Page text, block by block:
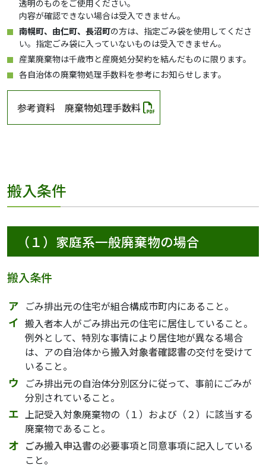
透明のものをご使用ください。
内容が確認できない場合は受入できません。
南幌町、由仁町、長沼町の方は、指定ごみ袋を使用してくださ
い。指定ごみ袋に入っていないものは受入できません。
産業廃棄物は千歳市と産廃処分契約を結んだものに限ります。
各自治体の廃棄物処理手数料を参考にお知らせします。
参考資料 廃棄物処理手数料
搬入条件
（１）家庭系一般廃棄物の場合
搬入条件
ごみ排出元の住宅が組合構成市町内にあること。
搬入者本人がごみ排出元の住宅に居住していること。
例外として、特別な事情により居住地が異なる場合
は、アの自治体から搬入対象者確認書の交付を受けて
いること。
ごみ排出元の自治体分別区分に従って、事前にごみが
分別されていること。
上記受入対象廃棄物の（１）および（２）に該当する
廃棄物であること。
ごみ搬入申込書の必要事項と同意事項に記入している
こと。